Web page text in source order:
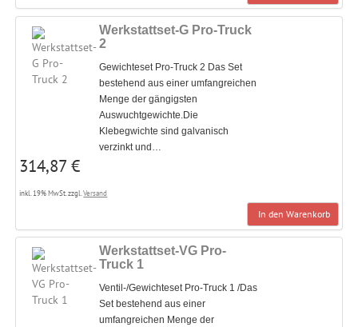
Werkstattset-G Pro-Truck
2
Gewichteset Pro-Truck 2 Das Set
bestehend aus einer umfangreichen
Menge der gängigsten
Auswuchtgewichte.Die
Klebegwichte sind galvanisch
verzinkt und…
314,87 €
inkl. 19% MwSt. zzgl.Versand
In den Warenkorb
Werkstattset-VG Pro-
Truck 1
Ventil-/Gewichteset Pro-Truck 1 /Das
Set bestehend aus einer
umfangreichen Menge der